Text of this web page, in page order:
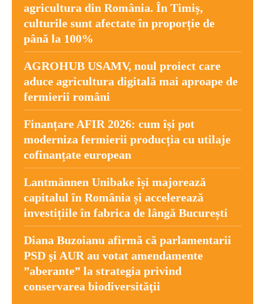
agricultura din România. În Timiș,
culturile sunt afectate în proporție de
până la 100%
AGROHUB USAMV, noul proiect care
aduce agricultura digitală mai aproape de
fermierii români
Finanțare AFIR 2026: cum își pot
moderniza fermierii producția cu utilaje
cofinanțate european
Lantmännen Unibake își majorează
capitalul în România și accelerează
investițiile în fabrica de lângă București
Diana Buzoianu afirmă că parlamentarii
PSD şi AUR au votat amendamente
”aberante” la strategia privind
conservarea biodiversităţii